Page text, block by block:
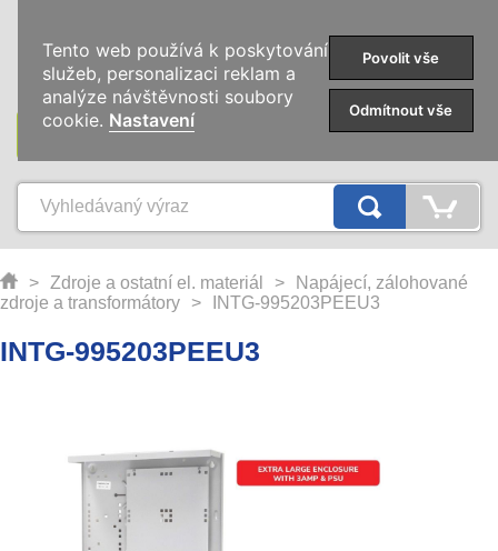
KATEGORIE
> Zdroje a ostatní el. materiál >
Napájecí, zálohované
zdroje a transformátory
> INTG-995203PEEU3
INTG-995203PEEU3
Tento web používá k poskytování
služeb, personalizaci reklam a
analýze návštěvnosti soubory
cookie. Nastavení
Povolit vše
Odmítnout vše